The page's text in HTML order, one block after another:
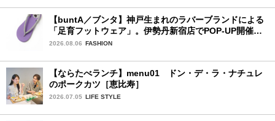
【buntA／ブンタ】神戸生まれのラバーブランドによる
「足育フットウェア」。伊勢丹新宿店でPOP-UP開催
中！
2026.08.06 FASHION
【ならたべランチ】menu01 ドン・デ・ラ・ナチュレ
のポークカツ［恵比寿］
2026.07.05 LIFE STYLE